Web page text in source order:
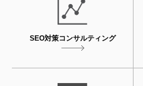
SEO対策コンサルティング